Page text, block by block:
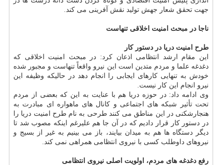
جهت تحقق شعار جهش تولید نقش آفرینی می کند.
ناجا در مبحث امنیت اخلاقی تنهاست
طرح امنیت دریا در دستور کار
این مقام ارشد انتظامی اذعان کرد: در مبحث امنیت اخلاقی که
دغدغه علما و مردم متدین است این نیرو واقعاً تنهاست و مجبور شده
خودش به تنهایی کارهای ایجابی را انجام دهد در حالیکه وظیفه این
نیرو انجام این کار نیست.
وی ادامه داد: در حوزه دریا هم با عنایت به این که بعضی از مردم
تحت تأثیر شبکه های اجتماعی و کانال های ماهواره ای مبادرت به
هنجارشکنی در این مناطق می کنند طرحی به نام طرح امنیت دریا را
در دستور کار قرار دادیم که در آن جا هم علیرغم اینکه مصوب شد تا
دیگر دستگاه ها هم به میدان بیایند، باز می بینیم به غیر از بسیج و
نیروهای داوطلب کسی با نیروی انتظامی همراهی نمی کند.
رفع دغدغه های مردم، اولویت اصلی نیروی انتظامی